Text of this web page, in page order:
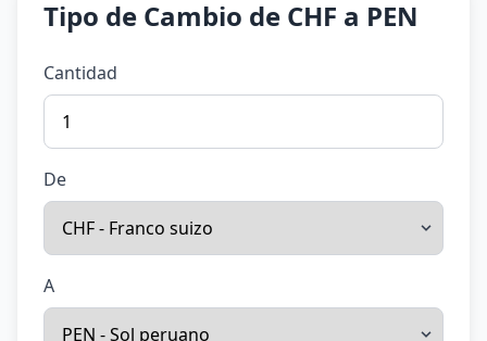
Tipo de Cambio de CHF a PEN
Cantidad
De
A